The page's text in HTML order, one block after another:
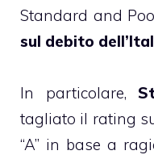
Standard and
sul debito
In particolare,
tagliato il rating
“A” in base a